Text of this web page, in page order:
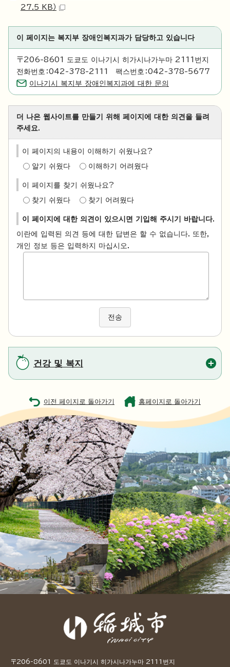
27.5 KB）
이 페이지는 복지부 장애인복지과가 담당하고 있습니다
〒206-8601 도쿄도 이나기시 히가시나가누마 2111번지
전화번호：042-378-2111 팩스번호：042-378-5677
이나기시 복지부 장애인복지과에 대한 문의
더 나은 웹사이트를 만들기 위해 페이지에 대한 의견을 들려
주세요.
이 페이지의 내용이 이해하기 쉬웠나요?
알기 쉬웠다 이해하기 어려웠다
이 페이지를 찾기 쉬웠나요?
찾기 쉬웠다 찾기 어려웠다
이 페이지에 대한 의견이 있으시면 기입해 주시기 바랍니다.
이란에 입력된 의견 등에 대한 답변은 할 수 없습니다. 또한,
개인 정보 등은 입력하지 마십시오.
전송
건강 및 복지
이전 페이지로 돌아가기 홈페이지로 돌아가기
〒206-8601 도쿄도 이나기시 히가시나가누마 2111번지